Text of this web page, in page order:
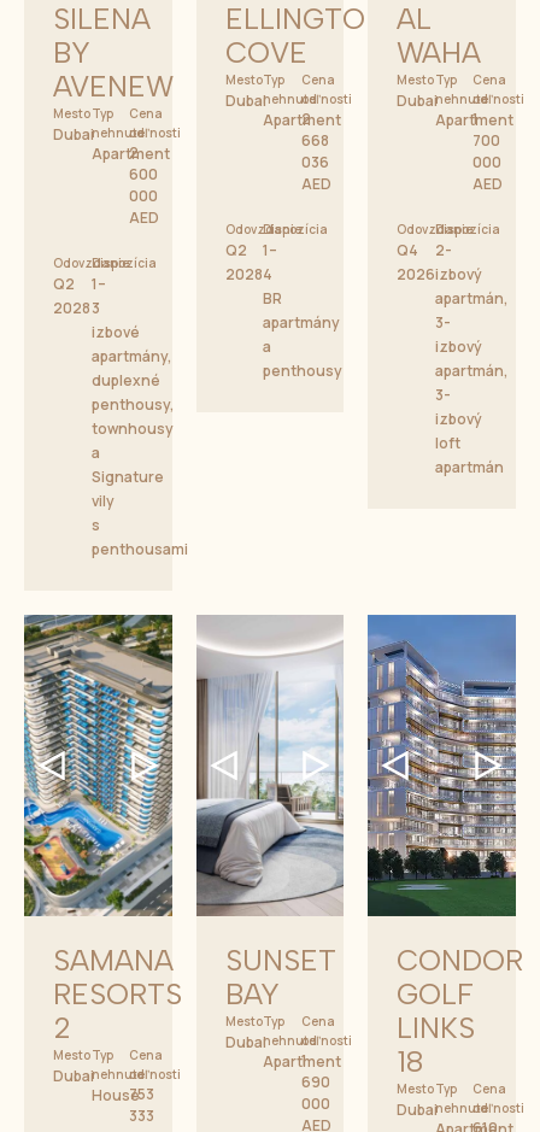
SILENA
BY
AVENEW
Mesto
Dubai
Typ
nehnuteľnosti
Apartment
Cena
od
2
600
000
AED
Odovzdanie
Q2
2028
Dispozícia
1–
3
izbové
apartmány,
duplexné
penthousy,
townhousy
a
Signature
vily
s
penthousami
ELLINGTON
COVE
Mesto
Dubai
Typ
nehnuteľnosti
Apartment
Cena
od
2
668
036
AED
Odovzdanie
Q2
2028
Dispozícia
1–
4
BR
apartmány
a
penthousy
AL
WAHA
Mesto
Dubai
Typ
nehnuteľnosti
Apartment
Cena
od
1
700
000
AED
Odovzdanie
Q4
2026
Dispozícia
2-
izbový
apartmán,
3-
izbový
apartmán,
3-
izbový
loft
apartmán
SAMANA
RESORTS
2
Mesto
Dubai
Typ
nehnuteľnosti
House
Cena
od
753
333
SUNSET
BAY
Mesto
Dubai
Typ
nehnuteľnosti
Apartment
Cena
od
1
690
000
AED
CONDOR
GOLF
LINKS
18
Mesto
Dubai
Typ
nehnuteľnosti
Cena
od
610